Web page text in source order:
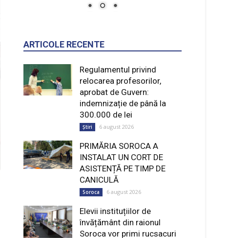
Regulamentul privind
aprobat de Guvern:
indemnizație de până la
300.000 de lei
Știri 6 august 2026
PRIMĂRIA SOROCA A
INSTALAT UN CORT DE
ASISTENȚĂ PE TIMP DE
CANICULĂ
Soroca 6 august 2026
Elevii instituțiilor de
învățământ din raionul
Soroca vor primi rucsacuri
și genți de tip...
Soroca 6 august 2026